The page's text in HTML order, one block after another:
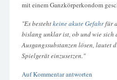
mit einem Ganzkörperkondom
"Es bestehtkeine akute Gefahrfür
bislang unklar ist, ob und wie sich
Ausgangssubstanzen lösen,
Spielgerät einzusetzen."
Auf Kommentar antworten